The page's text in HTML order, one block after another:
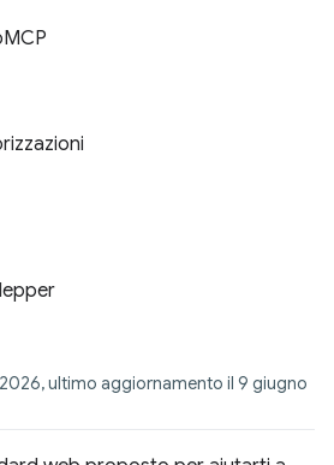
ultimo aggiornamento il 9 giugno